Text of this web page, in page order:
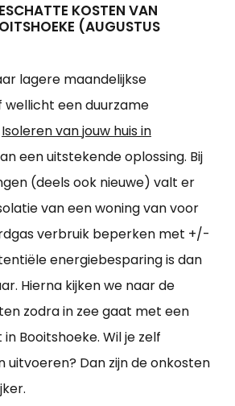
KOSTEN VAN
(AUGUSTUS
lagere maandelijkse
een duurzame
Isoleren van jouw huis in
een uitstekende oplossing. Bij
(deels ook nieuwe) valt er
van een woning van voor
verbruik beperken met +/-
energiebesparing is dan
Hierna kijken we naar de
zodra in zee gaat met een
Booitshoeke. Wil je zelf
uitvoeren? Dan zijn de onkosten